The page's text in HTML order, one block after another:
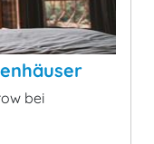
bei